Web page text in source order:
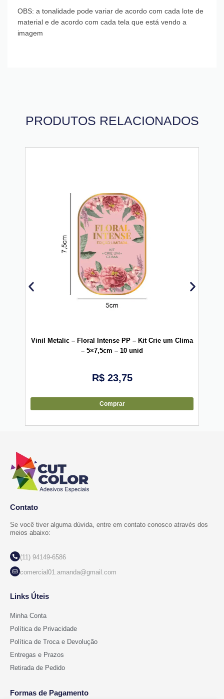
OBS: a tonalidade pode variar de acordo com cada lote de
material e de acordo com cada tela que está vendo a
imagem
PRODUTOS RELACIONADOS
Vinil Metalic – Floral Intense PP – Kit Crie um Clima
– 5×7,5cm – 10 unid
R$23,75
Comprar
Contato
Se você tiver alguma dúvida, entre em contato conosco através dos
meios abaixo:
(11) 94149-6586
comercial01.amanda@gmail.com
Links Úteis
Minha Conta
Política de Privacidade
Política de Troca e Devolução
Entregas e Prazos
Retirada de Pedido
Formas de Pagamento